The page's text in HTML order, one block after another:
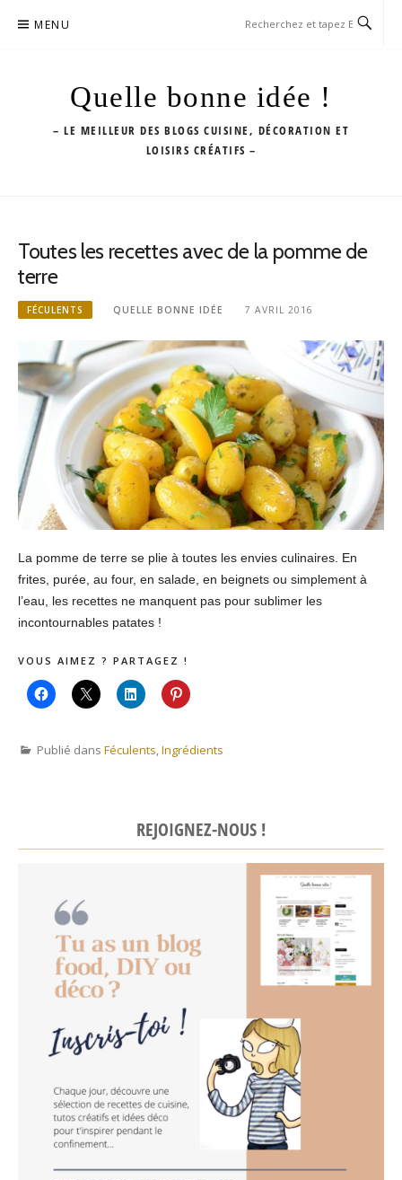
MENU
Quelle bonne idée !
– LE MEILLEUR DES BLOGS CUISINE, DÉCORATION ET
LOISIRS CRÉATIFS –
Toutes les recettes avec de la pomme de
terre
FÉCULENTS QUELLE BONNE IDÉE 7 AVRIL 2016
La pomme de terre se plie à toutes les envies culinaires. En
frites, purée, au four, en salade, en beignets ou simplement à
l’eau, les recettes ne manquent pas pour sublimer les
incontournables patates !
VOUS AIMEZ ? PARTAGEZ !
Publié dans Féculents,Ingrédients
REJOIGNEZ-NOUS !